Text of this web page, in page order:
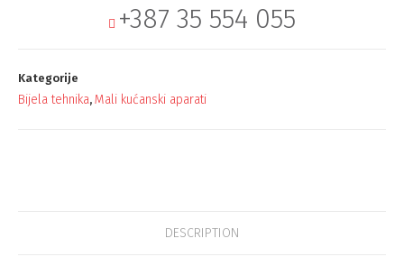
+387 35 554 055
Kategorije
Bijela tehnika, Mali kućanski aparati
DESCRIPTION